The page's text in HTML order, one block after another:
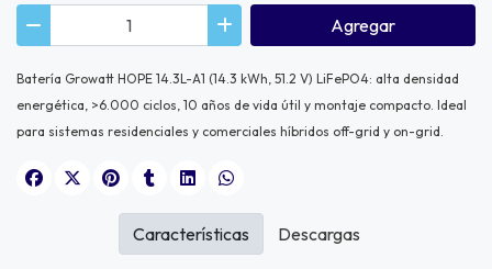
Agregar
Batería Growatt HOPE 14.3L-A1 (14.3 kWh, 51.2 V) LiFePO4: alta densidad
energética, >6.000 ciclos, 10 años de vida útil y montaje compacto. Ideal
para sistemas residenciales y comerciales híbridos off-grid y on-grid.
Características Descargas